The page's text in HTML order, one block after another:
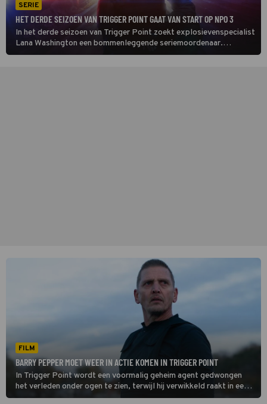
SERIE
HET DERDE SEIZOEN VAN TRIGGER POINT GAAT VAN START OP NPO 3
In het derde seizoen van Trigger Point zoekt explosievenspecialist
Lana Washington een bommenleggende seriemoordenaar.
Ondertussen worstelt ze met wat ze allemaal voor verschrikkelijks
FILM
BARRY PEPPER MOET WEER IN ACTIE KOMEN IN TRIGGER POINT
In Trigger Point wordt een voormalig geheim agent gedwongen
het verleden onder ogen te zien, terwijl hij verwikkeld raakt in een
dodelijk complot.